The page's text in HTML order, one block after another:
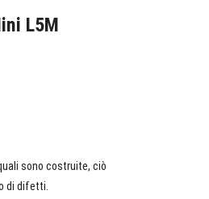
L5M
sono costruite, ciò
di difetti.